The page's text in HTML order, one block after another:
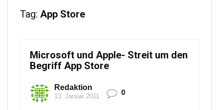
Tag: App Store
Microsoft und Apple- Streit um den
Begriff App Store
Redaktion
13. Januar 2011 0